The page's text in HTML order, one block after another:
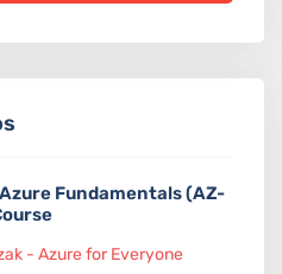
Fundamentals (AZ-
- Azure for Everyone